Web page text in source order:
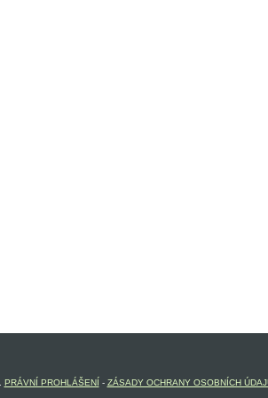
PRÁVNÍ PROHLÁŠENÍ - ZÁSADY OCHRANY OSOBNÍCH